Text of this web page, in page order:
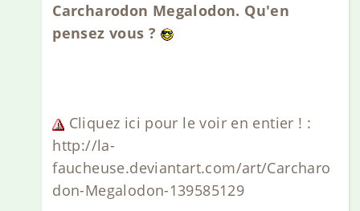
Carcharodon Megalodon. Qu'en
pensez vous ?
Cliquez ici pour le voir en entier ! :
http://la-
faucheuse.deviantart.com/art/Carcharo
don-Megalodon-139585129